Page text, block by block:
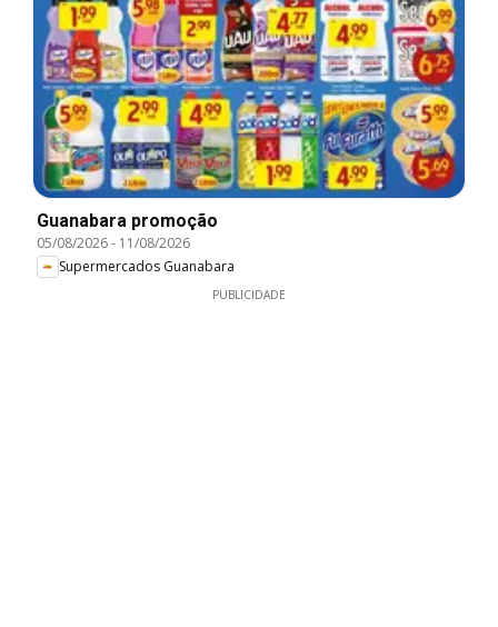
Guanabara promoção
05/08/2026- 11/08/2026
Supermercados Guanabara
PUBLICIDADE